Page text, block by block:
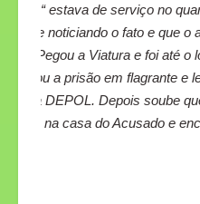
“ estava de serviço no
agente noticiando o fato e que
dele. Pegou a Viatura e foi até
Efetuou a prisão em flagrante e
para a DEPOL. Depois soube
busca na casa do Acusado e